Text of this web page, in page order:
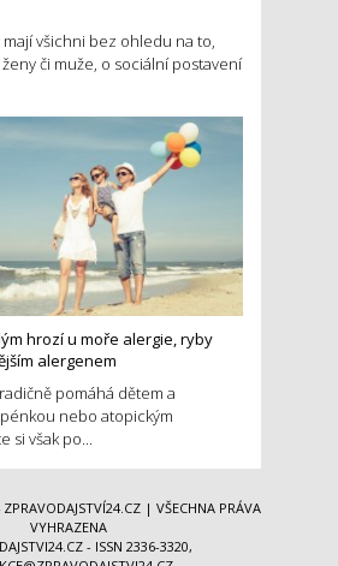
všichni bez ohledu na to,
či muže, o sociální postavení
hrozí u moře alergie, ryby
alergenem
pomáhá dětem a
nebo atopickým
si však po...
ZPRAVODAJSTVÍ24.CZ | VŠECHNA PRÁVA
VYHRAZENA
- ISSN 2336-3320,